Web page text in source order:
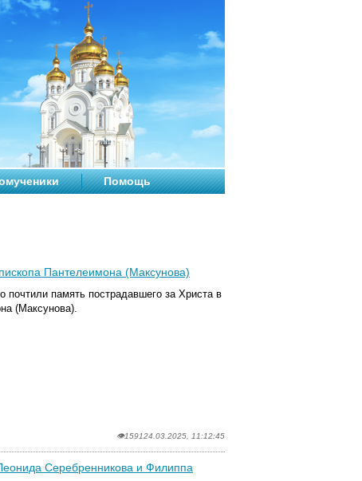
Помощь
Пантелеимона (Максунова)
почтили память пострадавшего за Христа в
(Максунова).
👁159124.03.2025, 11:12:45
Серебренникова и Филиппа